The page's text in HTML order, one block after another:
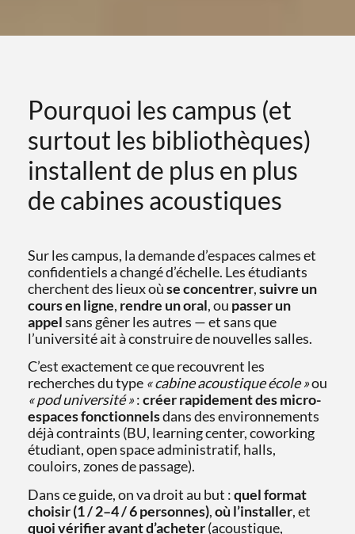
Pourquoi les campus (et
surtout les bibliothèques)
installent de plus en plus
de cabines acoustiques
Sur les campus, la demande d’espaces calmes et
confidentiels a changé d’échelle. Les étudiants
cherchent des lieux oùse concentrer,suivre un
cours en ligne, rendre un oral, ou passer un
appelsans gêner les autres — et sans que
l’université ait à construire de nouvelles salles.
C’est exactement ce que recouvrent les
recherches du type « cabine acoustique école »ou
« pod université »:créer rapidement des micro-
espaces fonctionnelsdans des environnements
déjà contraints (BU, learning center, coworking
étudiant, open space administratif, halls,
couloirs, zones de passage).
Dans ce guide, on va droit au but :quel format
choisir (1 / 2–4 / 6 personnes),où l’installer, et
quoi vérifier avant d’acheter(acoustique,